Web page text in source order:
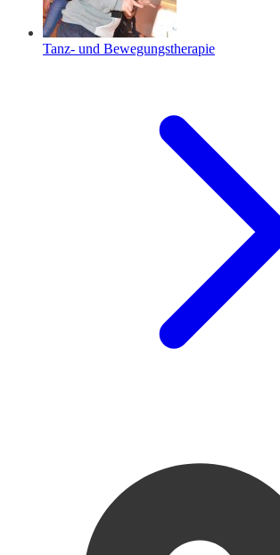
Tanz- und Bewegungstherapie